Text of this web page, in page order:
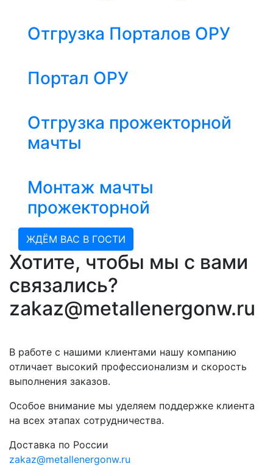
Отгрузка Порталов ОРУ
Портал ОРУ
Отгрузка прожекторной
мачты
Монтаж мачты
прожекторной
ЖДЁМ ВАС В ГОСТИ
Хотите, чтобы мы с вами
связались?
zakaz@metallenergonw.ru
В работе с нашими клиентами нашу компанию
отличает высокий профессионализм и скорость
выполнения заказов.
Особое внимание мы уделяем поддержке клиента
на всех этапах сотрудничества.
Доставка по России
zakaz@metallenergonw.ru